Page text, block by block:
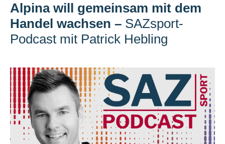
Alpina will gemeinsam mit dem
Handel wachsen – SAZsport-
Podcast mit Patrick Hebling